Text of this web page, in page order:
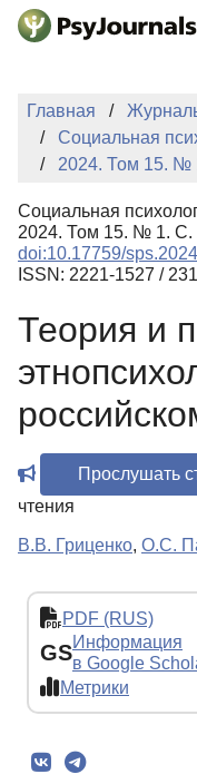
Перейти к основному
Регистрация
Главная
Социальная
2024. Том 15. №
Социальная
2024. Том 15. № 1. С.
doi:10.17759/
ISSN: 2221-1527 /
Теория и
Прослушать
чтения
В.В. Гриценко, О.С.
PDF (RUS)
GSИнформация
в Google
Метрики